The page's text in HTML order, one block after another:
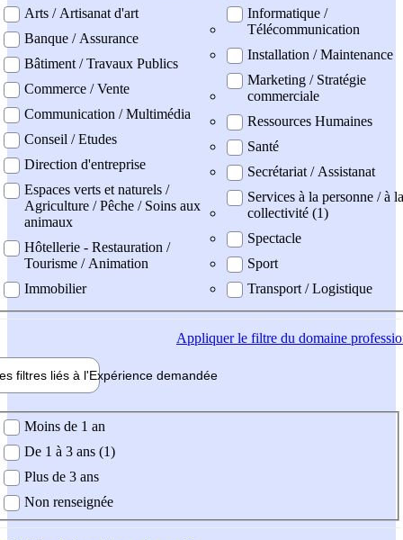
Arts / Artisanat d'art
Banque / Assurance
Bâtiment / Travaux Publics
Commerce / Vente
Communication / Multimédia
Conseil / Etudes
Direction d'entreprise
Espaces verts et naturels /
Agriculture / Pêche / Soins aux
animaux
Hôtellerie - Restauration /
Tourisme / Animation
Immobilier
Informatique /
Télécommunication
Installation / Maintenance
Marketing / Stratégie
commerciale
Ressources Humaines
Santé
Secrétariat / Assistanat
Services à la personne / à la
collectivité (1)
Spectacle
Sport
Transport / Logistique
Appliquerle filtre du domaine
filtres liés à l'Expérience demandée
demandée
Moins de 1 an
De 1 à 3 ans (1)
Plus de 3 ans
Non renseignée